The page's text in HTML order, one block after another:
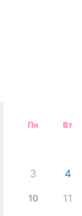
Пн Вт
3 4
10 11